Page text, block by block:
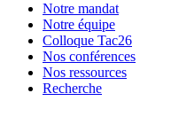
Notre mandat
Notre équipe
Colloque Tac26
Nos conférences
Nos ressources
Recherche